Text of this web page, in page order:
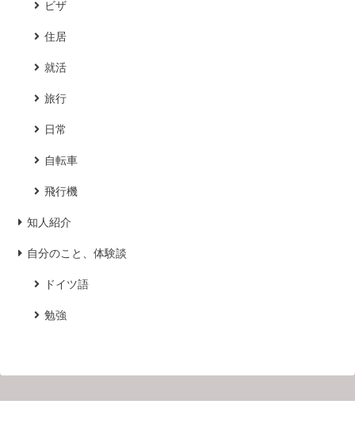
ビザ
住居
就活
旅行
日常
自転車
飛行機
知人紹介
自分のこと、体験談
ドイツ語
勉強